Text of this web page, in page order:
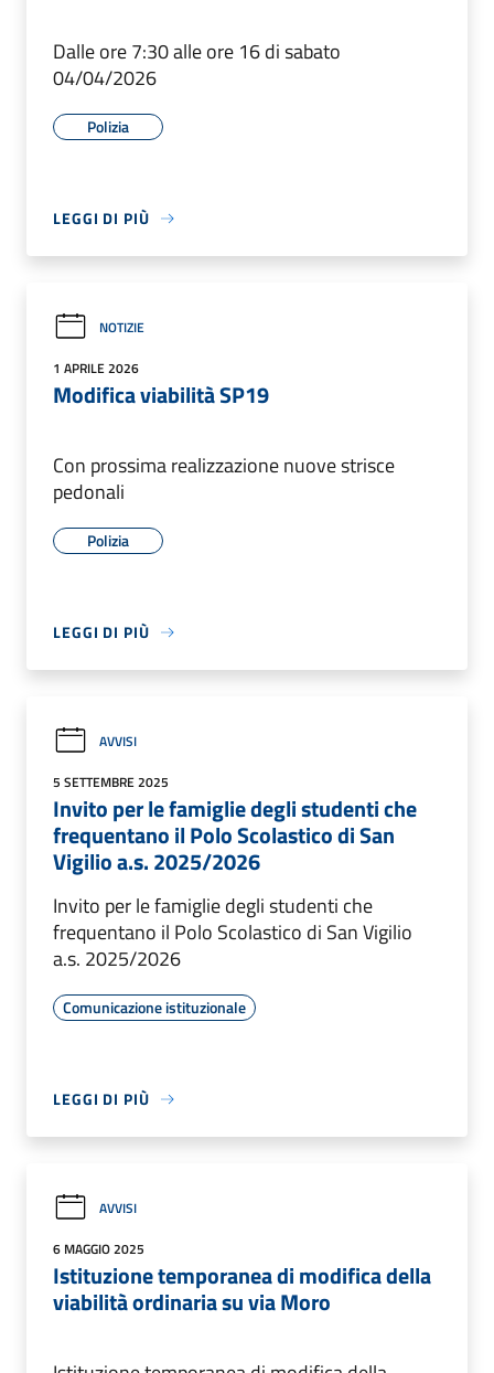
Dalle ore 7:30 alle ore 16 di sabato
04/04/2026
Polizia
LEGGI DI PIÙ
NOTIZIE
1 APRILE 2026
Modifica viabilità SP19
Con prossima realizzazione nuove strisce
pedonali
Polizia
LEGGI DI PIÙ
AVVISI
5 SETTEMBRE 2025
Invito per le famiglie degli studenti che
frequentano il Polo Scolastico di San
Vigilio a.s. 2025/2026
Invito per le famiglie degli studenti che
frequentano il Polo Scolastico di San Vigilio
a.s. 2025/2026
Comunicazione istituzionale
LEGGI DI PIÙ
AVVISI
6 MAGGIO 2025
Istituzione temporanea di modifica della
viabilità ordinaria su via Moro